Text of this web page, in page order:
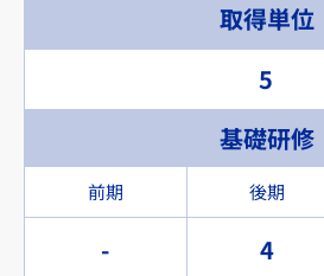
取得単位
5
基礎研修
前期 後期
- 4